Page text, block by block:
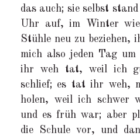
das auch; sie selbst
Uhr auf, im Winter
Stühle neu zu beziehen,
mich also jeden Tag um
ihr weh tat, weil ich
schlief; es tat ihr weh,
holen, weil ich schwer
und es früh war; aber
die Schule vor, und